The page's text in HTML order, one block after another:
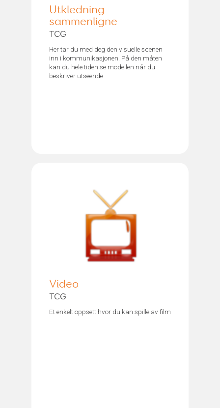
Utkledning
sammenligne
TCG
Her tar du med deg den visuelle scenen
inn i kommunikasjonen. På den måten
kan du hele tiden se modellen når du
beskriver utseende.
Video
TCG
Et enkelt oppsett hvor du kan spille av film